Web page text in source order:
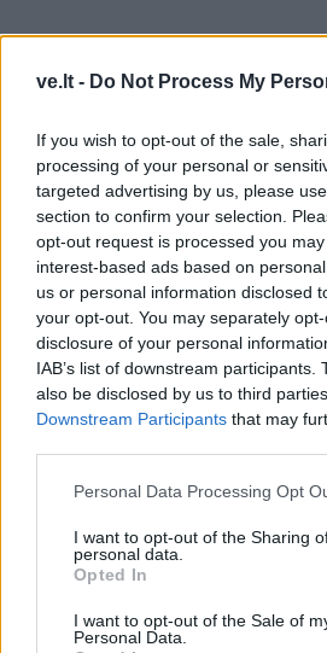
ve.lt - Do Not Process My
If you wish to opt-out of the sale,
processing of your personal or
targeted advertising by us, please
section to confirm your selection.
opt-out request is processed you
interest-based ads based on
us or personal information disclosed
your opt-out. You may separately
disclosure of your personal
IAB’s list of downstream participants.
also be disclosed by us to third
Downstream Participants that may
Personal Data Processing Opt
I want to opt-out of the Sharing
personal data.
Opted In
I want to opt-out of the Sale of
Personal Data.
TAIP PAT
Sveikata
Vėžiu sergančiai britei
pirmai pasaulyje taikytas
naujas gydymo metodas
Nuo